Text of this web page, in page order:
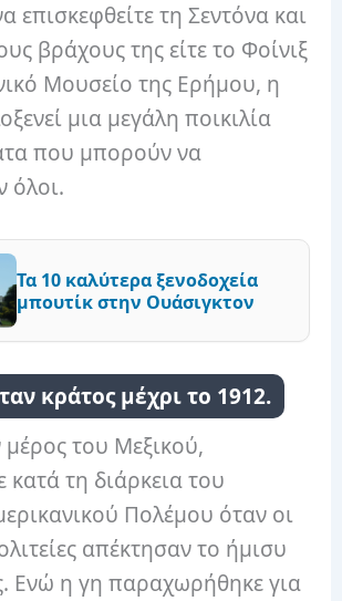
επισκεφθείτε τη Σεντόνα και
βράχους της είτε το Φοίνιξ
Μουσείο της Ερήμου, η
μια μεγάλη ποικιλία
που μπορούν να
όλοι.
Τα 10 καλύτερα ξενοδοχεία
μπουτίκ στην Ουάσιγκτον
κράτος μέχρι το 1912.
μέρος του Μεξικού,
κατά τη διάρκεια του
Πολέμου όταν οι
απέκτησαν το ήμισυ
Ενώ η γη παραχωρήθηκε για